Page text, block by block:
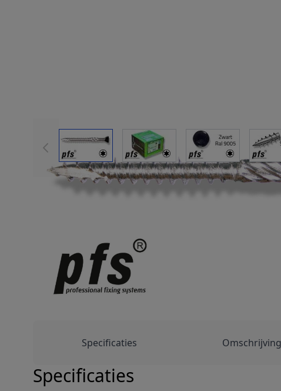
View larger imageView larger imageView larger
Specificaties Omschrijving
Specificaties